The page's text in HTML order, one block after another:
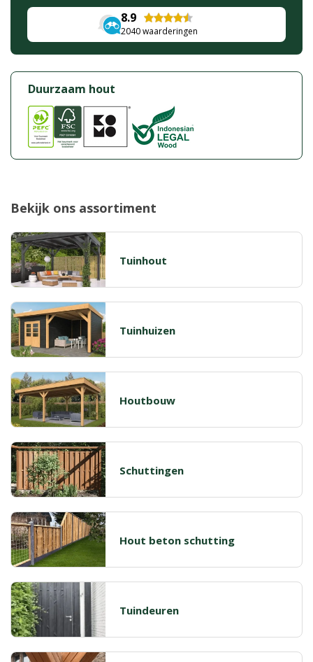
Duurzaam hout
8.9
2040waarderingen
Bekijk ons assortiment
Tuinhout
Tuinhuizen
Houtbouw
Schuttingen
Hout beton schutting
Tuindeuren